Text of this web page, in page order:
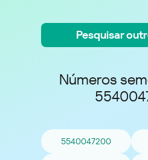
Pesquisar
Números
5540047200